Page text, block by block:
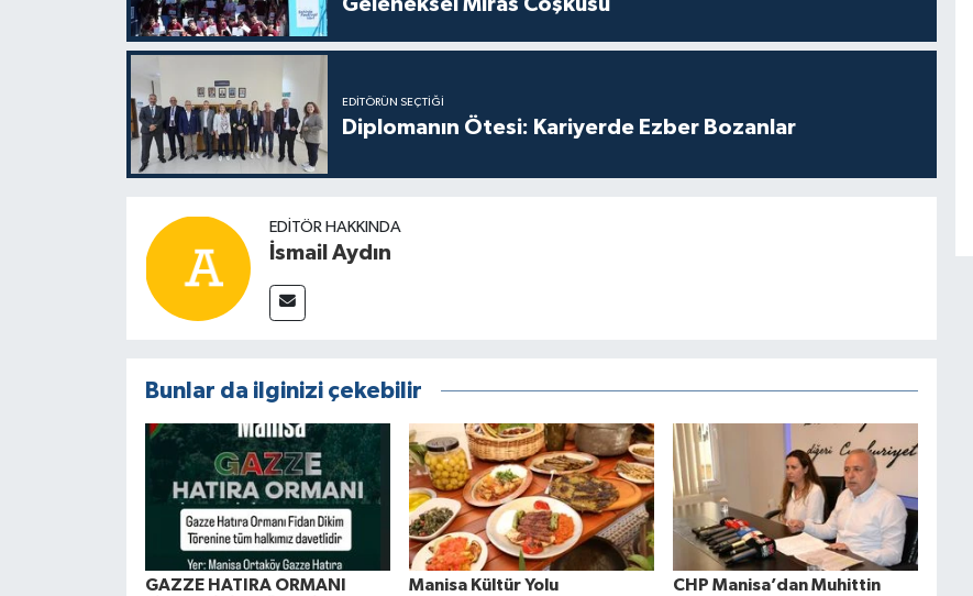
Geleneksel Miras Coşkusu
EDITÖRÜN SEÇTIĞI
Diplomanın Ötesi: Kariyerde Ezber Bozanlar
EDITÖR HAKKINDA
İsmail Aydın
Bunlar da ilginizi çekebilir
GAZZE HATIRA ORMANI
Manisa Kültür Yolu
CHP Manisa’dan Muhittin